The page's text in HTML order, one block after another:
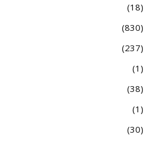
18
830
237
1
38
1
30